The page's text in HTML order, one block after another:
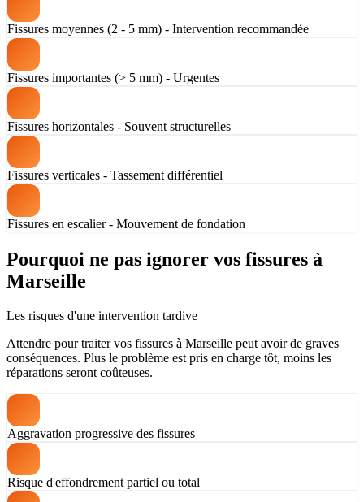
Fissures moyennes (2 - 5 mm) - Intervention recommandée
Fissures importantes (> 5 mm) - Urgentes
Fissures horizontales - Souvent structurelles
Fissures verticales - Tassement différentiel
Fissures en escalier - Mouvement de fondation
Pourquoi ne pas ignorer vos fissures à
Marseille
Les risques d'une intervention tardive
Attendre pour traiter vos fissures à Marseille peut avoir de graves
conséquences. Plus le problème est pris en charge tôt, moins les
réparations seront coûteuses.
Aggravation progressive des fissures
Risque d'effondrement partiel ou total